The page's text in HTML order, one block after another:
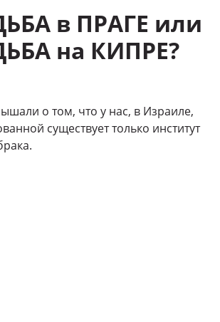
в ПРАГЕ или
на КИПРЕ?
о том, что у нас, в Израиле,
существует только институт